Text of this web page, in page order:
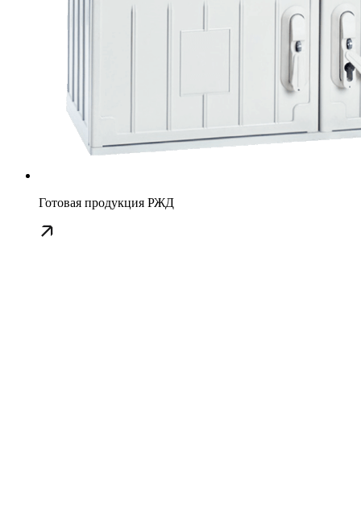
Готовая продукция РЖД